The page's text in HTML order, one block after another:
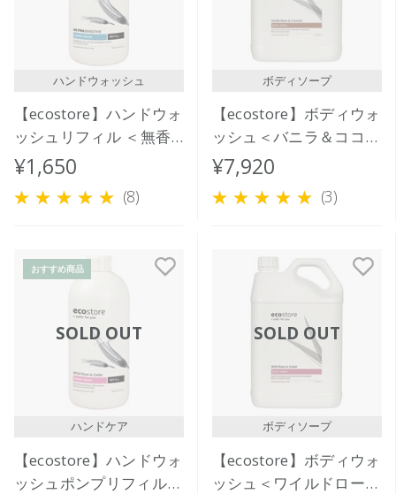
ハンドウォッシュ
【ecostore】ハンドウォ
ッシュリフィル ＜無香
料＞ 850mL
¥1,650
(8)
ボディソープ
【ecostore】ボディウォ
ッシュ＜バニラ＆ココナ
ッツ＞5L
¥7,920
(3)
SOLD OUT
おすすめ商品
ハンドケア
【ecostore】ハンドウォ
ッシュポンプリフィル
SOLD OUT
ボディソープ
【ecostore】ボディウォ
ッシュ＜ワイルドローズ